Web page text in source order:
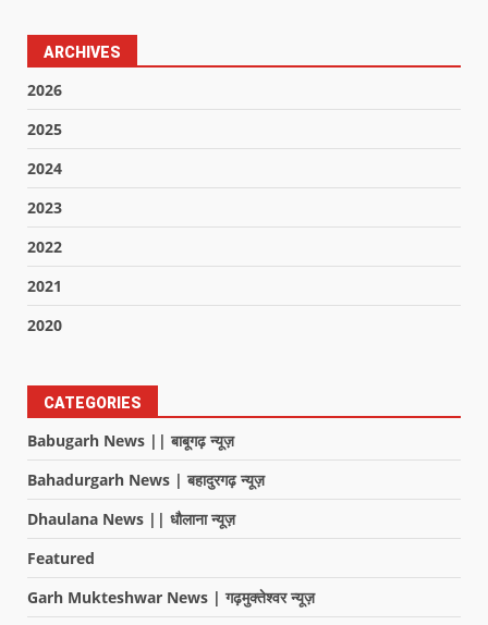
ARCHIVES
2026
2025
2024
2023
2022
2021
2020
CATEGORIES
Babugarh News || बाबूगढ़ न्यूज़
Bahadurgarh News | बहादुरगढ़ न्यूज़
Dhaulana News || धौलाना न्यूज़
Featured
Garh Mukteshwar News | गढ़मुक्तेश्वर न्यूज़